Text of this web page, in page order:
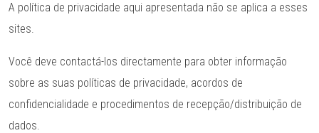
A política de privacidade aqui apresentada não se aplica a esses
sites.
Você deve contactá-los directamente para obter informação
sobre as suas políticas de privacidade, acordos de
confidencialidade e procedimentos de recepção/distribuição de
dados.